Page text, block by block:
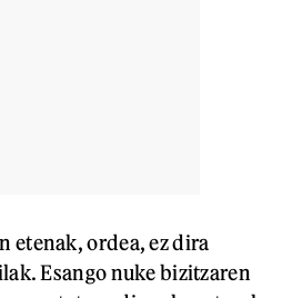
etenak, ordea, ez dira
Esango nuke bizitzaren